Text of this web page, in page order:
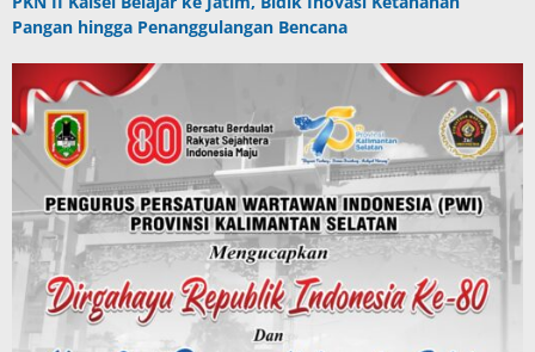
Pangan hingga Penanggulangan Bencana